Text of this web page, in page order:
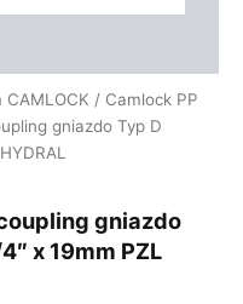
CAMLOCK / Camlock PP
gniazdo Typ D
gniazdo
x 19mm PZL